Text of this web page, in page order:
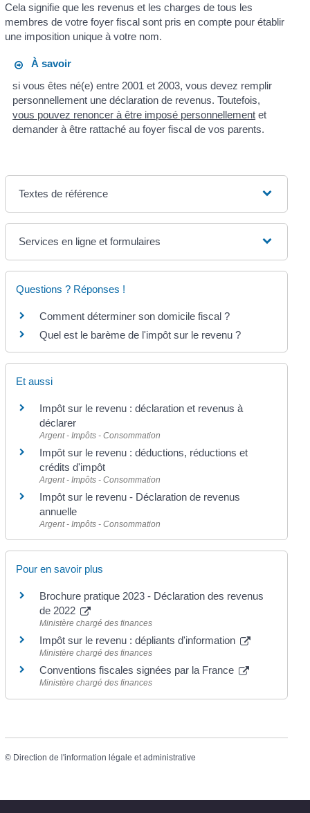
Cela signifie que les revenus et les charges de tous les
membres de votre foyer fiscal sont pris en compte pour établir
une imposition unique à votre nom.
À savoir
si vous êtes né(e) entre 2001 et 2003, vous devez remplir
personnellement une déclaration de revenus. Toutefois,
vous pouvez renoncer à être imposé personnellement et
demander à être rattaché au foyer fiscal de vos parents.
Textes de référence
Services en ligne et formulaires
Questions ? Réponses !
Comment déterminer son domicile fiscal ?
Quel est le barème de l'impôt sur le revenu ?
Et aussi
Impôt sur le revenu : déclaration et revenus à
déclarer
Argent - Impôts - Consommation
Impôt sur le revenu : déductions, réductions et
crédits d'impôt
Argent - Impôts - Consommation
Impôt sur le revenu - Déclaration de revenus
annuelle
Argent - Impôts - Consommation
Pour en savoir plus
Brochure pratique 2023 - Déclaration des revenus
de 2022
Ministère chargé des finances
Impôt sur le revenu : dépliants d'information
Ministère chargé des finances
Conventions fiscales signées par la France
Ministère chargé des finances
© Direction de l'information légale et administrative